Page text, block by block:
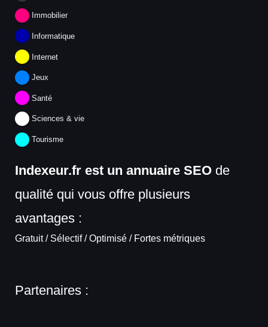
Immobilier
Informatique
Internet
Jeux
Santé
Sciences & vie
Tourisme
Indexeur.fr est un annuaire SEO de
qualité qui vous offre plusieurs
avantages :
Gratuit / Sélectif / Optimisé / Fortes métriques
Partenaires :